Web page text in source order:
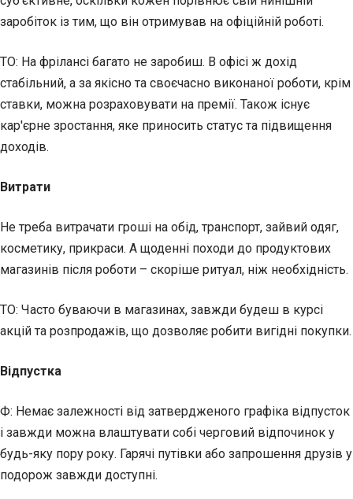
заробіток із тим, що він отримував на офіційній роботі.
ТО: На фрілансі багато не заробиш. В офісі ж дохід
стабільний, а за якісно та своєчасно виконаної роботи, крім
ставки, можна розраховувати на премії. Також існує
кар'єрне зростання, яке приносить статус та підвищення
доходів.
Витрати
Не треба витрачати гроші на обід, транспорт, зайвий одяг,
косметику, прикраси. А щоденні походи до продуктових
магазинів після роботи – скоріше ритуал, ніж необхідність.
ТО: Часто буваючи в магазинах, завжди будеш в курсі
акцій та розпродажів, що дозволяє робити вигідні покупки.
Відпустка
Ф: Немає залежності від затвердженого графіка відпусток
і завжди можна влаштувати собі черговий відпочинок у
будь-яку пору року. Гарячі путівки або запрошення друзів у
подорож завжди доступні.